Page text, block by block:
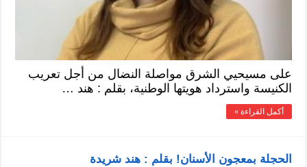
على مسيحيي الشرق مواصلة النضال من أجل تعريب
الكنيسة واسترداد هويتها الوطنية، بقلم : هند …
أكمل القراءة »
الحجلة بمعجون الأسنان! بقلم : هند شريدة